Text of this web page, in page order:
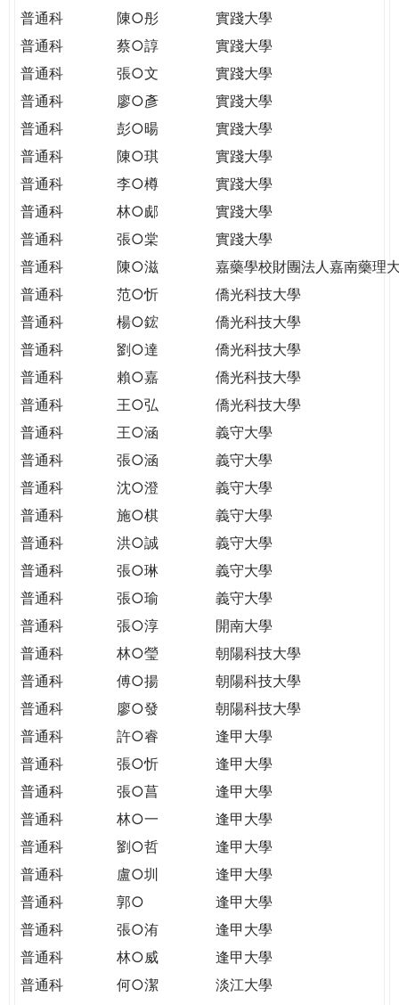
普通科
陳○彤
實踐大學
普通科
蔡○諄
實踐大學
普通科
張○文
實踐大學
普通科
廖○彥
實踐大學
普通科
彭○暘
實踐大學
普通科
陳○琪
實踐大學
普通科
李○樽
實踐大學
普通科
林○郕
實踐大學
普通科
張○棠
實踐大學
普通科
陳○滋
嘉藥學校財團法人嘉南藥理
普通科
范○忻
僑光科技大學
普通科
楊○鋐
僑光科技大學
普通科
劉○達
僑光科技大學
普通科
賴○嘉
僑光科技大學
普通科
王○弘
僑光科技大學
普通科
王○涵
義守大學
普通科
張○涵
義守大學
普通科
沈○澄
義守大學
普通科
施○棋
義守大學
普通科
洪○誠
義守大學
普通科
張○琳
義守大學
普通科
張○瑜
義守大學
普通科
張○淳
開南大學
普通科
林○瑩
朝陽科技大學
普通科
傅○揚
朝陽科技大學
普通科
廖○發
朝陽科技大學
普通科
許○睿
逢甲大學
普通科
張○忻
逢甲大學
普通科
張○菖
逢甲大學
普通科
林○一
逢甲大學
普通科
劉○哲
逢甲大學
普通科
盧○圳
逢甲大學
普通科
郭○
逢甲大學
普通科
張○洧
逢甲大學
普通科
林○威
逢甲大學
普通科
何○潔
淡江大學